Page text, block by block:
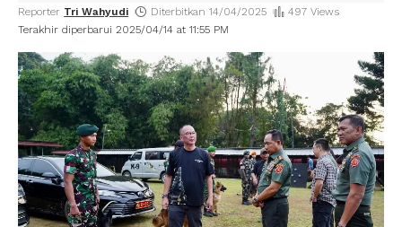
Terakhir diperbarui 2025/04/14 at 11:55 PM
Reporter Tri Wahyudi Diterbitkan 14/04/2025 497 Views